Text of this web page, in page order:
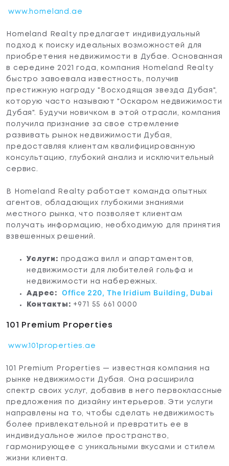
www.homeland.ae
Homeland Realty предлагает индивидуальный
подход к поиску идеальных возможностей для
приобретения недвижимости в Дубае. Основанная
в середине 2021 года, компания Homeland Realty
быстро завоевала известность, получив
престижную награду "Восходящая звезда Дубая",
которую часто называют "Оскаром недвижимости
Дубая". Будучи новичком в этой отрасли, компания
получила признание за свое стремление
развивать рынок недвижимости Дубая,
предоставляя клиентам квалифицированную
консультацию, глубокий анализ и исключительный
сервис.
В Homeland Realty работает команда опытных
агентов, обладающих глубокими знаниями
местного рынка, что позволяет клиентам
получать информацию, необходимую для принятия
взвешенных решений.
Услуги: продажа вилл и апартаментов,
недвижимости для любителей гольфа и
недвижимости на набережных.
Адрес:
Office 220, The Iridium Building, Dubai
Контакты: +971 55 661 0000
101 Premium Properties
www.101properties.ae
101 Premium Properties — известная компания на
рынке недвижимости Дубая. Она расширила
спектр своих услуг, добавив в него первоклассные
предложения по дизайну интерьеров. Эти услуги
направлены на то, чтобы сделать недвижимость
более привлекательной и превратить ее в
индивидуальное жилое пространство,
гармонирующее с уникальными вкусами и стилем
жизни клиента.